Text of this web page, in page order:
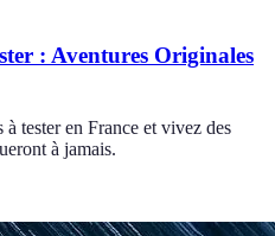
: Aventures Originales
tester en France et vivez des
à jamais.